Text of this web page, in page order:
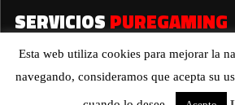
SERVICIOS PUREGAMING
2019© Todos los derechos
Esta web utiliza cookies para mejorar la
navegando, consideramos que acepta su